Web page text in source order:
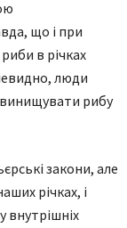
що і при
в річках
люди
рибу
закони, але
річках, і
внутрішніх